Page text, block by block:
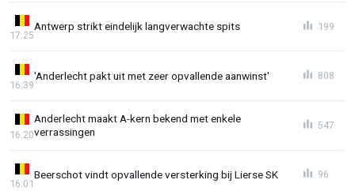
Antwerp strikt eindelijk langverwachte spits
17:25
199
'Anderlecht pakt uit met zeer opvallende aanwinst'
16:39
808
Anderlecht maakt A-kern bekend met enkele
verrassingen
16:20
547
Beerschot vindt opvallende versterking bij Lierse SK
16:01
96